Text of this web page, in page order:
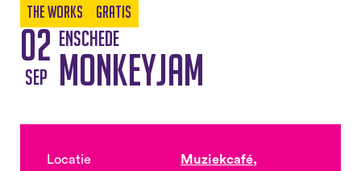
The Works Gratis
02
sep
Enschede
Monkeyjam
Locatie
Muziekcafé,